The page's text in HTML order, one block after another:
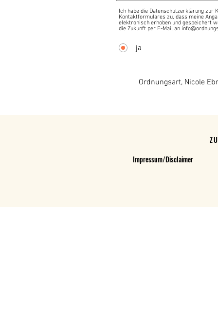
Ich habe die Datenschutzerklärung zur
Kontaktformulares zu, dass meine
elektronisch erhoben und gespeichert
die Zukunft per E-Mail an
ja
Ordnungsart, Nicole
Impressum/Disclaimer